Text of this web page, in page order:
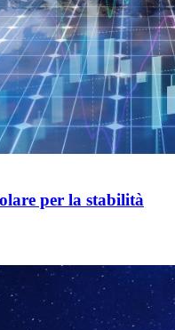
per la stabilità